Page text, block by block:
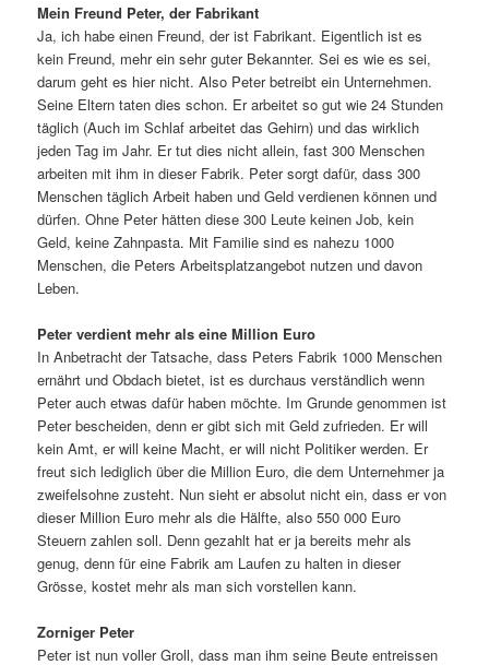
Mein Freund Peter, der Fabrikant
Ja, ich habe einen Freund, der ist Fabrikant. Eigentlich ist es
kein Freund, mehr ein sehr guter Bekannter. Sei es wie es sei,
darum geht es hier nicht. Also Peter betreibt ein Unternehmen.
Seine Eltern taten dies schon. Er arbeitet so gut wie 24 Stunden
täglich (Auch im Schlaf arbeitet das Gehirn) und das wirklich
jeden Tag im Jahr. Er tut dies nicht allein, fast 300 Menschen
arbeiten mit ihm in dieser Fabrik. Peter sorgt dafür, dass 300
Menschen täglich Arbeit haben und Geld verdienen können und
dürfen. Ohne Peter hätten diese 300 Leute keinen Job, kein
Geld, keine Zahnpasta. Mit Familie sind es nahezu 1000
Menschen, die Peters Arbeitsplatzangebot nutzen und davon
Leben.
Peter verdient mehr als eine Million Euro
In Anbetracht der Tatsache, dass Peters Fabrik 1000 Menschen
ernährt und Obdach bietet, ist es durchaus verständlich wenn
Peter auch etwas dafür haben möchte. Im Grunde genommen ist
Peter bescheiden, denn er gibt sich mit Geld zufrieden. Er will
kein Amt, er will keine Macht, er will nicht Politiker werden. Er
freut sich lediglich über die Million Euro, die dem Unternehmer ja
zweifelsohne zusteht. Nun sieht er absolut nicht ein, dass er von
dieser Million Euro mehr als die Hälfte, also 550 000 Euro
Steuern zahlen soll. Denn gezahlt hat er ja bereits mehr als
genug, denn für eine Fabrik am Laufen zu halten in dieser
Grösse, kostet mehr als man sich vorstellen kann.
Zorniger Peter
Peter ist nun voller Groll, dass man ihm seine Beute entreissen